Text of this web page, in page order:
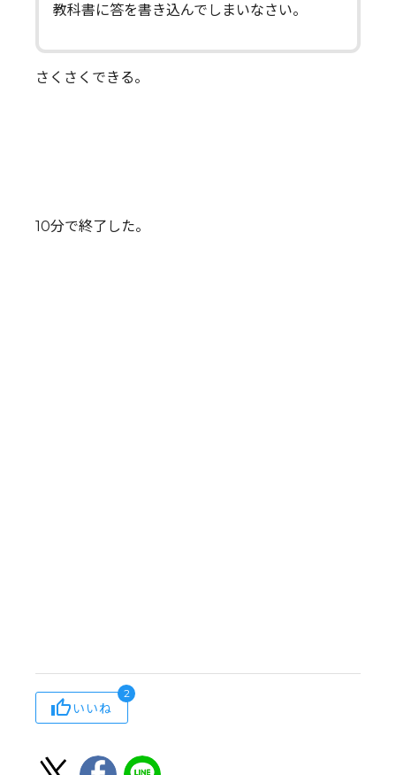
教科書に答を書き込んでしまいなさい。
さくさくできる。
10分で終了した。
いいね
2